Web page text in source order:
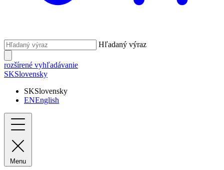
Hľadaný výraz
rozšírené vyhľadávanie
SKSlovensky
SKSlovensky
ENEnglish
Menu